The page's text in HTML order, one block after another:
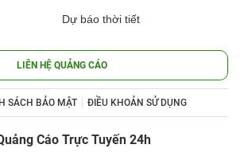
Dự báo thời tiết
LIÊN HỆ QUẢNG CÁO
SÁCH BẢO MẬT ĐIỀU KHOẢN SỬ DỤNG
Cáo Trực Tuyến 24h